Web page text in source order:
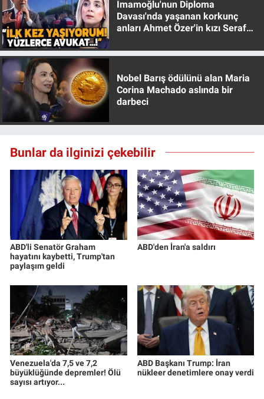
İmamoğlu'nun Diploma
Davası'nda yaşanan korkunç
anları Ahmet Özer'in kızı Seraf
Nobel Barış ödülünü alan Maria
Corina Machado aslında bir
darbeci
Bunlar da ilginizi çekebilir
ABD'li Senatör Graham
hayatını kaybetti, Trump'tan
paylaşım geldi
ABD'den İran'a saldırı
Venezuela'da 7,5 ve 7,2
büyüklüğünde depremler! Ölü
sayısı artıyor...
ABD Başkanı Trump: İran
nükleer denetimlere onay verdi